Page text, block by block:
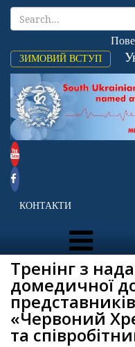
ЗИМОВИЙ ВСТУП
КОНТАКТИ
Тренінг з
домедичної
«Червоний
та